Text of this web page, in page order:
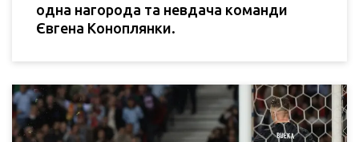
одна нагорода та невдача команди
Євгена Коноплянки.